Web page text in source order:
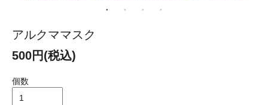
アルクママスク
500円(税込)
個数